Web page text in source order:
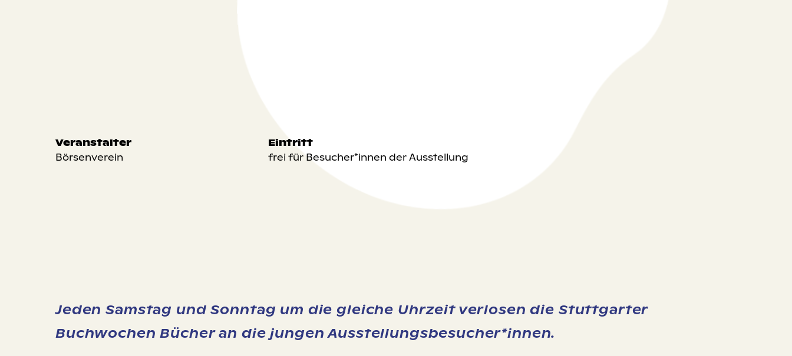
Veranstalter
Börsenverein
Eintritt
frei für Besucher*innen der Ausstellung
Jeden Samstag und Sonntag um die gleiche Uhrzeit verlosen die Stuttgarter
Buchwochen Bücher an die jungen Ausstellungsbesucher*innen.